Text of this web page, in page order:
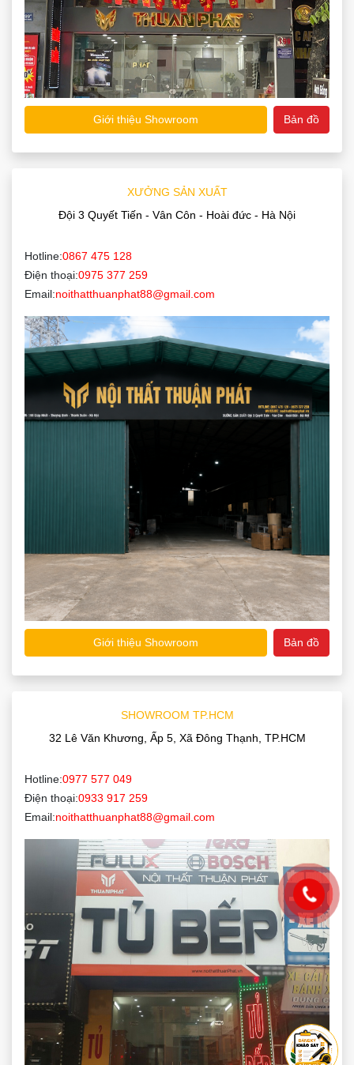
Giới thiệu Showroom Bản đồ
XƯỞNG SẢN XUẤT
Đội 3 Quyết Tiến - Vân Côn - Hoài đức - Hà Nội
Hotline:0867 475 128
Điện thoại:0975 377 259
Email:noithatthuanphat88@gmail.com
Giới thiệu Showroom Bản đồ
SHOWROOM TP.HCM
32 Lê Văn Khương, Ấp 5, Xã Đông Thạnh, TP.HCM
Hotline:0977 577 049
Điện thoại:0933 917 259
Email:noithatthuanphat88@gmail.com